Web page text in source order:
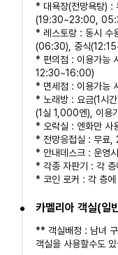
으며, 보상은 따로 없습
본 상품의 선박 출발시
변경 될 수 있으며, 여행
본 상품의 가격은 선박
라 실시간 변동될 수 있
본 상품의 상기 일정은
본 상품의 숙박은 현지
본 상품은 기상악화 및
경비는 손님 개인부담으
본 상품은 일반약관보다
다. 반드시 취소규정을
* 대욕장(전망욕탕) :
(19:30~23:00,
* 레스토랑 : 동시
(06:30), 중식
* 편의점 : 이용가
12:30~16:00)
* 면세점 : 이용가
* 노래방 : 요금(1시
(1실 1,000엔), 이
* 오락실 : 엔화만 사
* 전망응접실 : 무료,
* 안내데스크 : 운영
* 각종 자판기 : 각
* 코인 로커 : 각 층에
카멜리아 객실(
** 객실배정 : 남녀
객실을 사용할수도